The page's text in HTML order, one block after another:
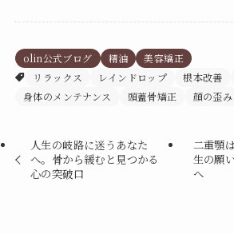
olin公式ブログ 精油
美容矯正
リラックス
レインドロップ 根本改善
身体のメンテナンス
頭蓋骨矯正 顔の歪み
人生の岐路に迷うあなた
へ。骨から緩むと見つかる
心の突破口
二重顎
生の願
へ